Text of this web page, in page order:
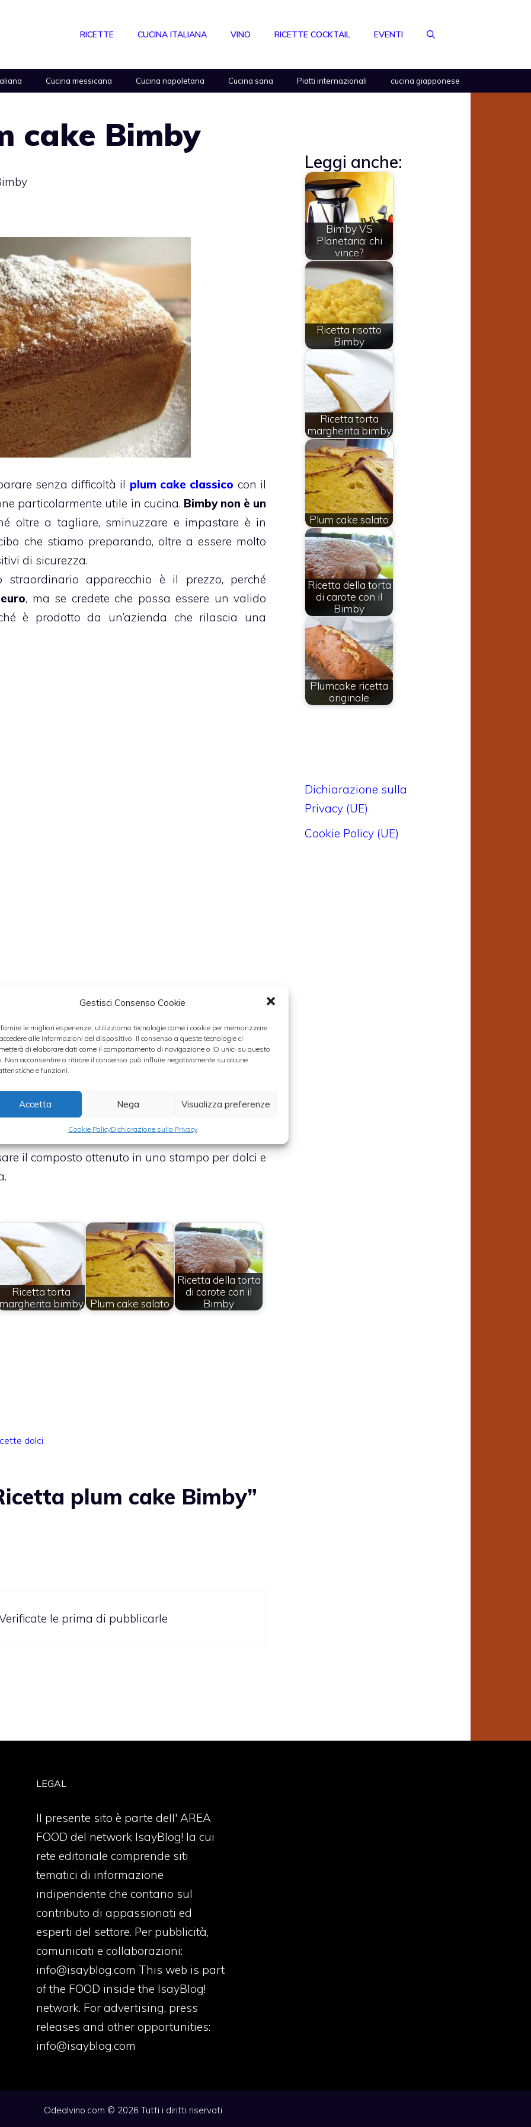
Gestisci Consenso Cookie
fornire le migliori esperienze, utilizziamo tecnologie come i cookie per memorizzare
alle informazioni del dispositivo. Il consenso a queste tecnologie ci
di elaborare dati come il comportamento di navigazione o ID unici su questo
Non acconsentire o ritirare il consenso può influire negativamente su alcune
e funzioni.
Accetta Nega Visualizza preferenze
Cookie PolicyDichiarazione sulla Privacy
RICETTE CUCINA ITALIANA VINO RICETTE COCKTAIL EVENTI
Cucina messicana Cucina napoletana Cucina sana Piatti internazionali cucina giapponese
cake Bimby
senza difficoltà il plum cake classico con il
particolarmente utile in cucina. Bimby non è un
oltre a tagliare, sminuzzare e impastare è in
che stiamo preparando, oltre a essere molto
di sicurezza.
straordinario apparecchio è il prezzo, perché
, ma se credete che possa essere un valido
è prodotto da un’azienda che rilascia una
scorza di limone: 10 sec. vel. 12
d’uovo: 30 sec. vel. 2
mediante l’apposito coperchio con
il composto ottenuto in uno stampo per dolci e
Ricetta torta
margherita bimby Plum cake salato
Ricetta della torta
di carote con il
Bimby
dolci
plum cake Bimby”
le prima di pubblicarle
Leggi anche:
Bimby VS
Planetaria: chi
vince?
Ricetta risotto
Bimby
Ricetta torta
margherita bimby
Plum cake salato
Ricetta della torta
di carote con il
Bimby
Plumcake ricetta
originale
Dichiarazione sulla
Privacy (UE)
Cookie Policy (UE)
LEGAL
Il presente sito è parte dell' AREA
FOOD del network IsayBlog! la cui
rete editoriale comprende siti
tematici di informazione
indipendente che contano sul
contributo di appassionati ed
esperti del settore. Per pubblicità,
comunicati e collaborazioni:
info@isayblog.com This web is part
of the FOOD inside the IsayBlog!
network. For advertising, press
releases and other opportunities:
info@isayblog.com
Odealvino.com © 2026 Tutti i diritti riservati